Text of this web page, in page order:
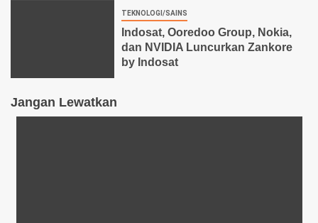
TEKNOLOGI/SAINS
Indosat, Ooredoo Group, Nokia,
dan NVIDIA Luncurkan Zankore
by Indosat
Jangan Lewatkan